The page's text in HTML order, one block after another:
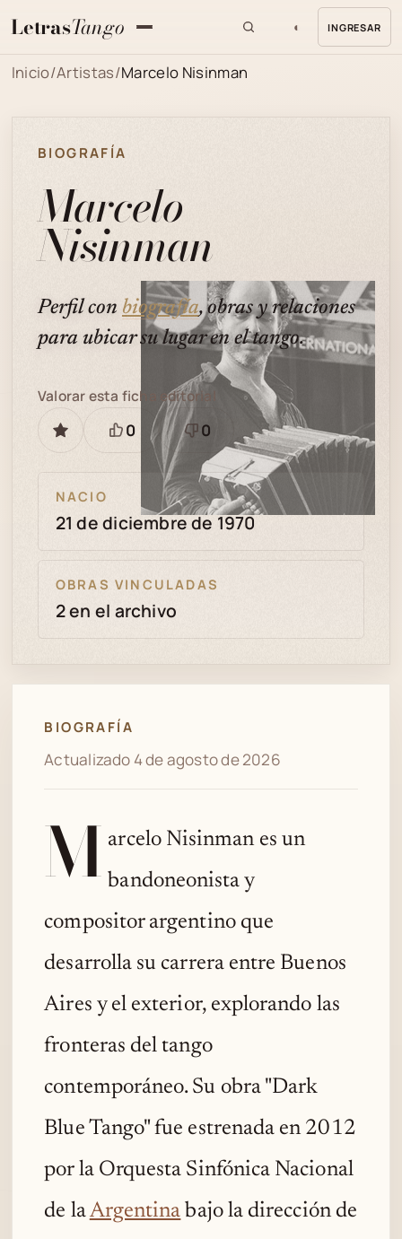
LetrasTango ◐ INGRESAR
Inicio/Artistas/Marcelo Nisinman
BIOGRAFÍA
Marcelo
Nisinman
Perfil con biografía, obras y relaciones
para ubicar su lugar en el tango.
GUARDAR
Valorar esta ficha editorial
Está
0
Necesita
revisión
0
NACIO
21 de diciembre de 1970
OBRAS VINCULADAS
2 en el archivo
BIOGRAFÍA
Actualizado 4 de agosto de 2026
M arcelo Nisinman es un
bandoneonista y
compositor argentino que
desarrolla su carrera entre Buenos
Aires y el exterior, explorando las
fronteras del tango
contemporáneo. Su obra "Dark
Blue Tango" fue estrenada en 2012
por la Orquesta Sinfónica Nacional
de laArgentina bajo la dirección de